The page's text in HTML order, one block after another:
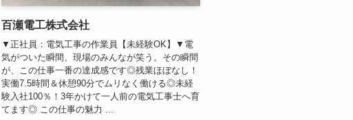
百瀬電工株式会社
▼正社員：電気工事の作業員【未経験OK】▼電
気がついた瞬間、現場のみんなが笑う。その瞬間
が、この仕事一番の達成感です◎残業ほぼなし！
実働7.5時間＆休憩90分でムリなく働ける◎未経
験入社100％！3年かけて一人前の電気工事士へ育
てます◎ この仕事の魅力 ...